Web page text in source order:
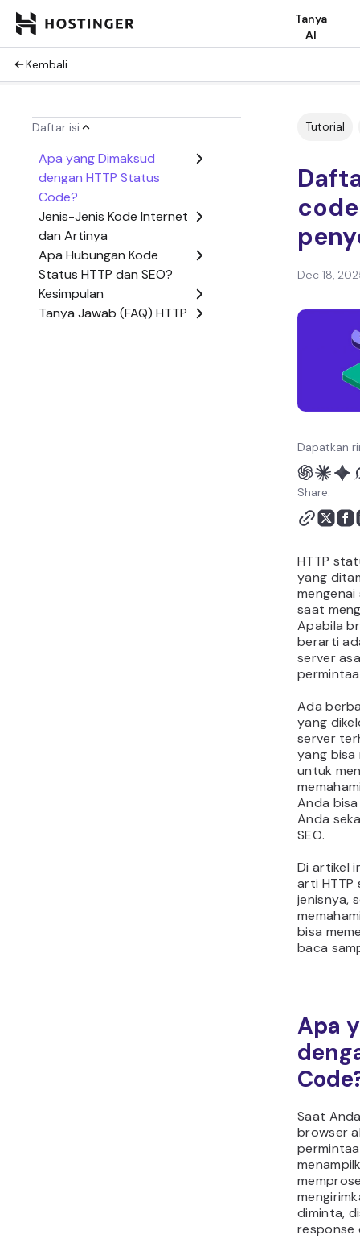
Tanya
AI
Kembali
Daftar isi
Apa yang Dimaksud
dengan HTTP Status
Code?
Jenis-Jenis Kode Internet
dan Artinya
Apa Hubungan Kode
Status HTTP dan SEO?
Kesimpulan
Tanya Jawab (FAQ) HTTP
Tutorial
Dec 18,
Dapatkan
Share:
HTTP
yang
saat
Apabila
berarti
server
Ada
yang
server
yang
untuk
Anda
Anda
SEO.
Di artikel
arti
jenisnya,
bisa
baca
Apa
Saat
browser
diminta,
response